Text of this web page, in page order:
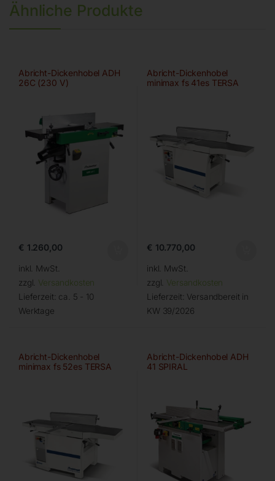
Ähnliche Produkte
Abricht-Dickenhobel ADH
26C (230 V)
€ 1.260,00
inkl. MwSt.
zzgl. Versandkosten
Lieferzeit: ca. 5 - 10
Werktage
Abricht-Dickenhobel
minimax fs 41es TERSA
€ 10.770,00
inkl. MwSt.
zzgl. Versandkosten
Lieferzeit: Versandbereit in
KW 39/2026
Abricht-Dickenhobel
minimax fs 52es TERSA
Abricht-Dickenhobel ADH
41 SPIRAL